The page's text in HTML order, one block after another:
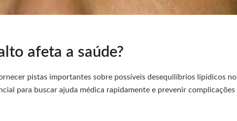
afeta a saúde?
pistas importantes sobre possíveis desequilíbrios lipídicos no
para buscar ajuda médica rapidamente e prevenir complicações